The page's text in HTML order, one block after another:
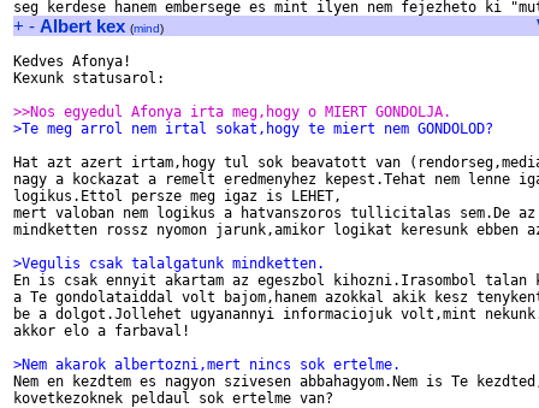
+ - Albert kex (mind)
Kedves Afonya!
Kexunk statusarol:
>>Nos egyedul Afonya irta meg,hogy o MIERT GONDOLJA.
>Te meg arrol nem irtal sokat,hogy te miert nem GONDOLOD?
Hat azt azert irtam,hogy tul sok beavatott van
nagy a kockazat a remelt eredmenyhez kepest.Tehat nem lenne
logikus.Ettol persze meg igaz is LEHET,
mert valoban nem logikus a hatvanszoros tullicitalas sem.De
mindketten rossz nyomon jarunk,amikor logikat keresunk ebben
>Vegulis csak talalgatunk mindketten.
En is csak ennyit akartam az egeszbol kihozni.Irasombol talan
a Te gondolataiddal volt bajom,hanem azokkal akik kesz
be a dolgot.Jollehet ugyanannyi informaciojuk volt,mint
akkor elo a farbaval!
>Nem akarok albertozni,mert nincs sok ertelme.
Nem en kezdtem es nagyon szivesen abbahagyom.Nem is Te
kovetkezoknek peldaul sok ertelme van?